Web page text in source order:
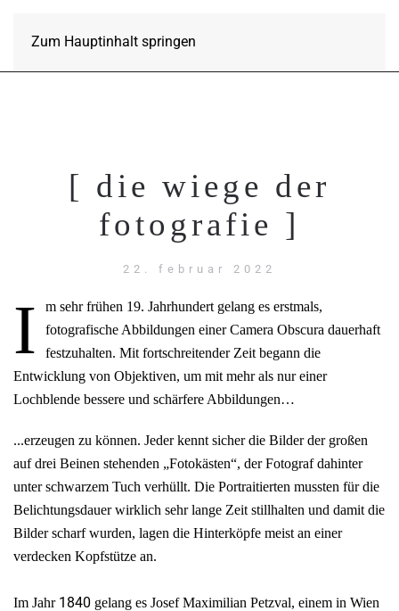
Zum Hauptinhalt springen
[ die wiege der
fotografie ]
22. februar 2022
I
m sehr frühen 19. Jahrhundert gelang es erstmals,
fotografische Abbildungen einer Camera Obscura dauerhaft
festzuhalten. Mit fortschreitender Zeit begann die
Entwicklung von Objektiven, um mit mehr als nur einer
Lochblende bessere und schärfere Abbildungen…
...erzeugen zu können. Jeder kennt sicher die Bilder der großen
auf drei Beinen stehenden „Fotokästen“, der Fotograf dahinter
unter schwarzem Tuch verhüllt. Die Portraitierten mussten für die
Belichtungsdauer wirklich sehr lange Zeit stillhalten und damit die
Bilder scharf wurden, lagen die Hinterköpfe meist an einer
verdecken Kopfstütze an.
Im Jahr 1840 gelang es Josef Maximilian Petzval, einem in Wien